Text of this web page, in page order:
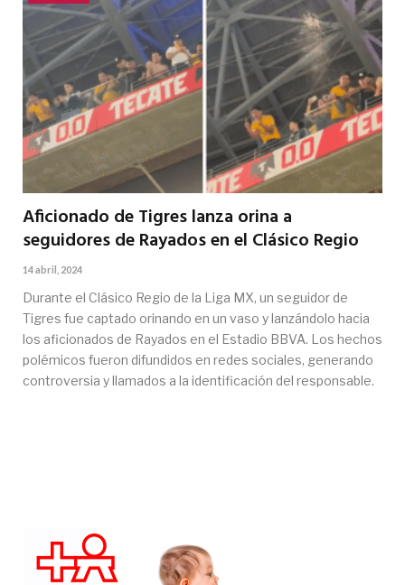
Aficionado de Tigres lanza orina a
seguidores de Rayados en el Clásico Regio
14 abril, 2024
Durante el Clásico Regio de la Liga MX, un seguidor de
Tigres fue captado orinando en un vaso y lanzándolo hacia
los aficionados de Rayados en el Estadio BBVA. Los hechos
polémicos fueron difundidos en redes sociales, generando
controversia y llamados a la identificación del responsable.